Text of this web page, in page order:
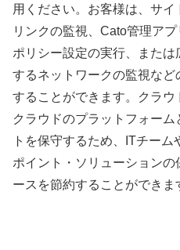
用ください。お客様は、サイ
リンクの監視、Cato管理ア
ポリシー設定の実行、また
するネットワークの監視な
することができます。クラ
クラウドのプラットフォー
トを保守するため、ITチー
ポイント・ソリューション
ースを節約することができま